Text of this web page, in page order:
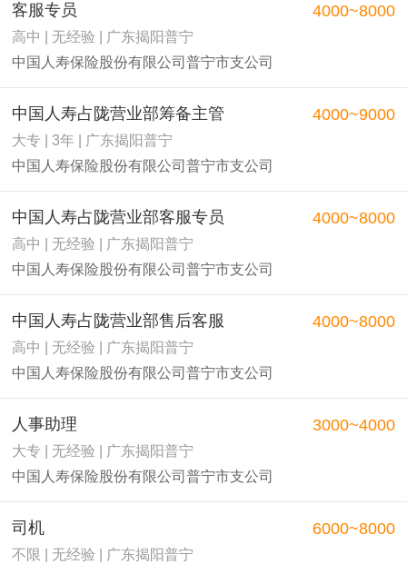
客服专员
高中 | 无经验 | 广东揭阳普宁
中国人寿保险股份有限公司普宁市支公司
4000~8000
中国人寿占陇营业部筹备主管
大专 | 3年 | 广东揭阳普宁
中国人寿保险股份有限公司普宁市支公司
4000~9000
中国人寿占陇营业部客服专员
高中 | 无经验 | 广东揭阳普宁
中国人寿保险股份有限公司普宁市支公司
4000~8000
中国人寿占陇营业部售后客服
高中 | 无经验 | 广东揭阳普宁
中国人寿保险股份有限公司普宁市支公司
4000~8000
人事助理
大专 | 无经验 | 广东揭阳普宁
中国人寿保险股份有限公司普宁市支公司
3000~4000
司机
不限 | 无经验 | 广东揭阳普宁
6000~8000